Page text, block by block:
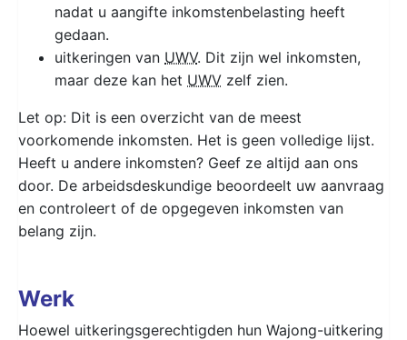
nadat u aangifte inkomstenbelasting heeft
gedaan.
uitkeringen van UWV. Dit zijn wel inkomsten,
maar deze kan het UWV zelf zien.
Let op: Dit is een overzicht van de meest
voorkomende inkomsten. Het is geen volledige lijst.
Heeft u andere inkomsten? Geef ze altijd aan ons
door. De arbeidsdeskundige beoordeelt uw aanvraag
en controleert of de opgegeven inkomsten van
belang zijn.
Werk
Hoewel uitkeringsgerechtigden hun Wajong-uitkering